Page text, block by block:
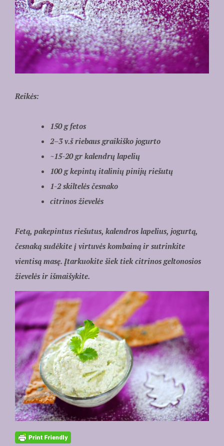
Reikės:
150 g fetos
2–3 v.š riebaus graikiško jogurto
~15-20 gr kalendrų lapelių
100 g kepintų italinių pinijų riešutų
1-2 skiltelės česnako
citrinos žievelės
Fetą, pakepintus riešutus, kalendros lapelius, jogurtą,
česnaką sudėkite į virtuvės kombainą ir sutrinkite
vientisą masę. Įtarkuokite šiek tiek citrinos geltonosios
žievelės ir išmaišykite.